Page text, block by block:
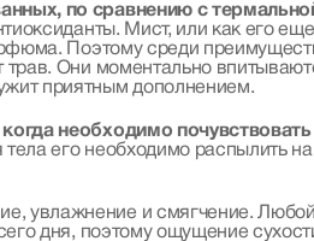
по сравнению с
Мист, или как его
Поэтому среди
Они моментально
приятным дополнением.
необходимо
его необходимо распылить
увлажнение и смягчение.
дня, поэтому ощущение